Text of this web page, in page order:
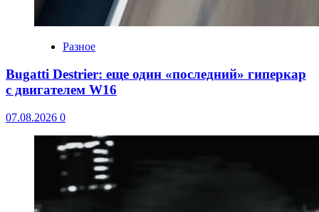
Разное
Bugatti Destrier: еще один «последний» гиперкар
с двигателем W16
07.08.2026 0